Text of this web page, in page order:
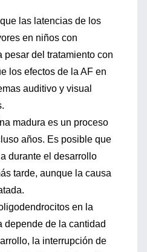
las latencias de los
en niños con
pesar del tratamiento con
los efectos de la AF en
auditivo y visual
madura es un proceso
años. Es posible que
durante el desarrollo
tarde, aunque la causa
en la
depende de la cantidad
la interrupción de